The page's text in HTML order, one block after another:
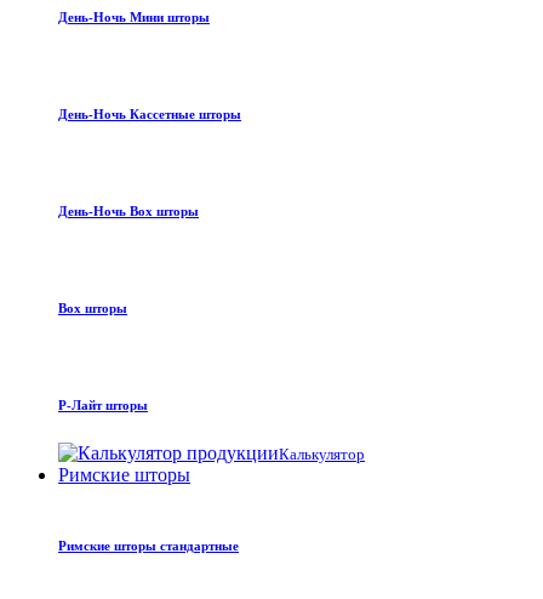
День-Ночь Мини шторы
День-Ночь Кассетные шторы
День-Ночь Box шторы
Box шторы
Р-Лайт шторы
Калькулятор
Римские шторы
Римские шторы стандартные